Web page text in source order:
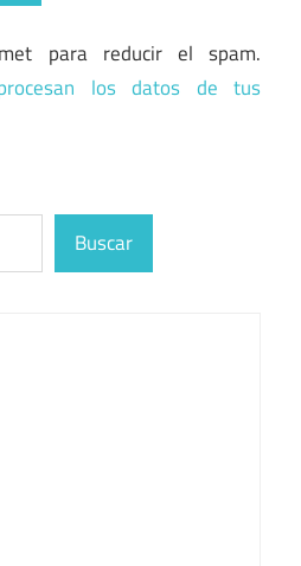
para reducir el spam.
los datos de tus
Buscar